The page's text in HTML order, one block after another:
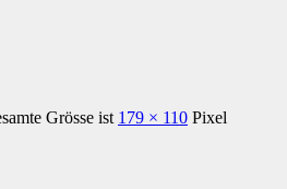
Grösse ist 179 × 110 Pixel